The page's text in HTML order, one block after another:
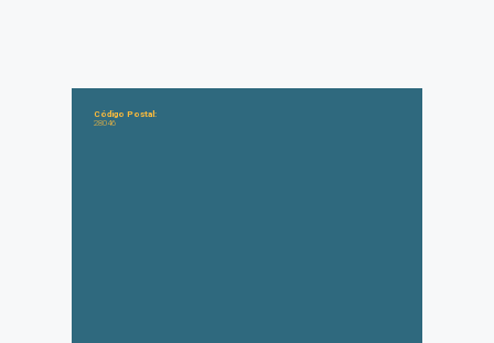
Código Postal:
28046